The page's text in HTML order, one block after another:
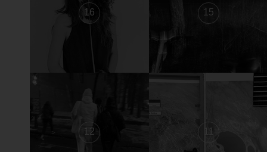
16 15
12 11